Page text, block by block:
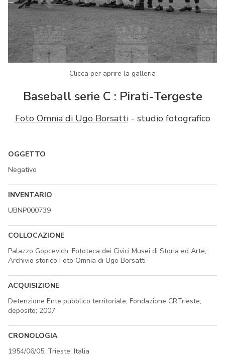
Clicca per aprire la galleria
Baseball serie C : Pirati-Tergeste
Foto Omnia di Ugo Borsatti- studio fotografico
OGGETTO
Negativo
INVENTARIO
UBNP000739
COLLOCAZIONE
Palazzo Gopcevich; Fototeca dei Civici Musei di Storia ed Arte;
Archivio storico Foto Omnia di Ugo Borsatti
ACQUISIZIONE
Detenzione Ente pubblico territoriale; Fondazione CRTrieste;
deposito; 2007
CRONOLOGIA
1954/06/05; Trieste; Italia